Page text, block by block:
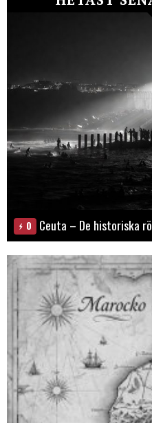
0 Ceuta – De historiska